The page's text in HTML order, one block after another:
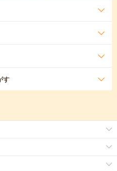
す